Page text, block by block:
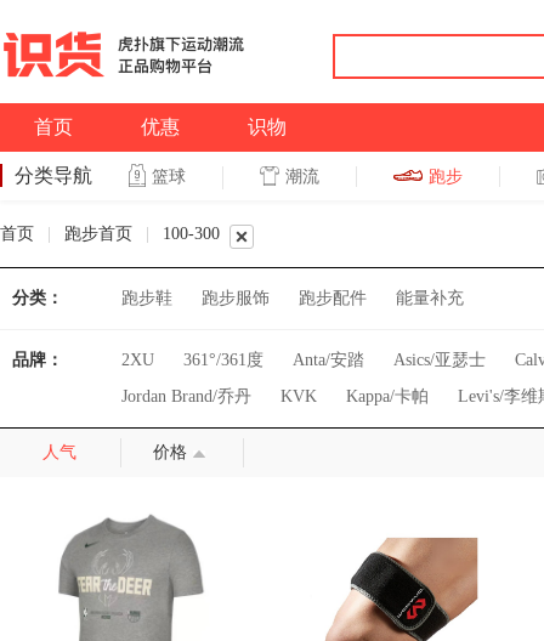
首页 优惠 识物
分类导航 篮球 潮流 跑步
首页 跑步首页 100-300
分类： 跑步鞋 跑步服饰 跑步配件 能量补充
品牌： 2XU 361°/361度 Anta/安踏 Asics/亚瑟士
Jordan Brand/乔丹
KVK Kappa/卡帕
Levi's/李维
Peak/匹克
Pro-Tec Puma/彪马
Qiaodan/乔丹体育
人气 价格